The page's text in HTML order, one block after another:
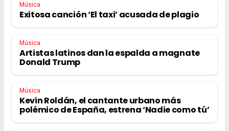
Música
Exitosa canción ‘El taxi’ acusada de plagio
Música
Artistas latinos dan la espalda a magnate
Donald Trump
Música
Kevin Roldán, el cantante urbano más
polémico de España, estrena ‘Nadie como tú’